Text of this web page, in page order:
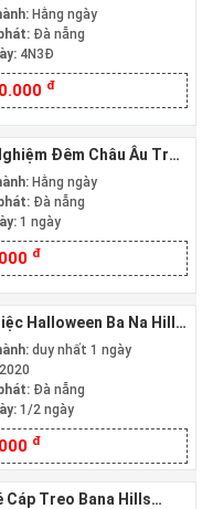
Trung Đà Nẵng – Hội
4N3Đ
Hằng ngày
Đà nẵng
4N3Đ
đ
Đêm Châu Âu Trên
Nà – Vé Bana by night
Hằng ngày
Đà nẵng
1 ngày
đ
Halloween Ba Na Hills
375kduy nhất 1 ngày
Đà nẵng
1/2 ngày
đ
Cáp Treo Bana Hills